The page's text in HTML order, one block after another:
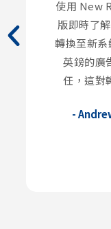
使用 New
版即時了
轉換至新系
英鎊的廣
任，這對
-